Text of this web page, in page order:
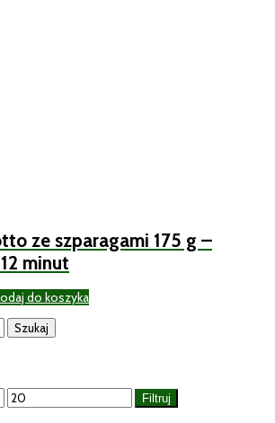
ze szparagami 175 g –
minut
do koszyka
Cena
max
Filtruj